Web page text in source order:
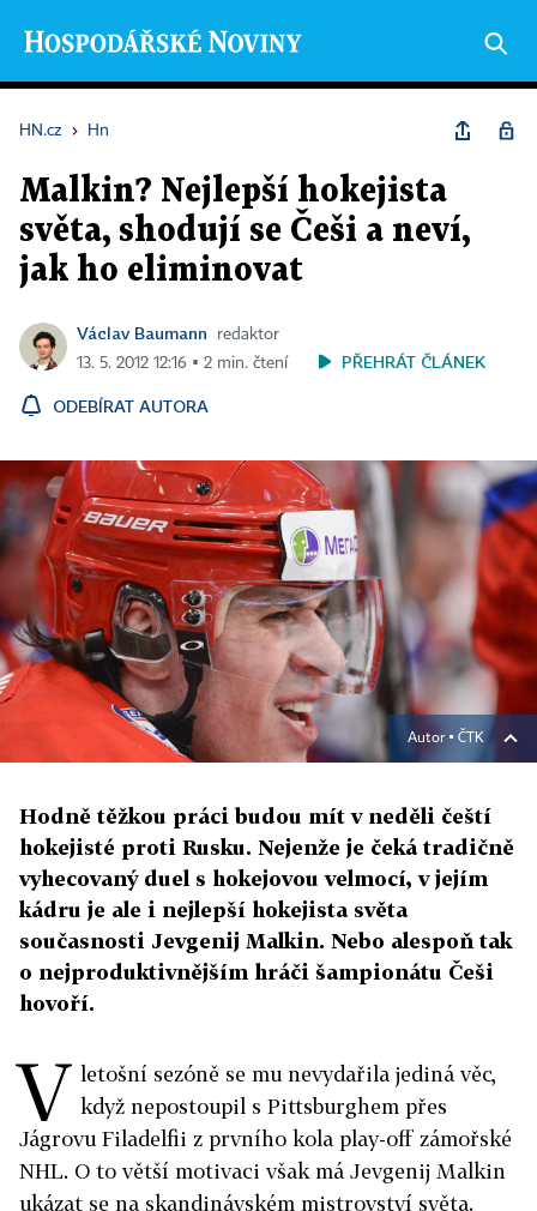
HN.cz › Hn
Malkin? Nejlepší hokejista
světa, shodují se Češi a neví,
jak ho eliminovat
Václav Baumann
redaktor
13. 5. 2012 12:16 ▪ 2 min. čtení
PŘEHRÁT ČLÁNEK
ODEBÍRAT AUTORA
Autor ▪ ČTK
Hodně těžkou práci budou mít v neděli čeští
hokejisté proti Rusku. Nejenže je čeká tradičně
vyhecovaný duel s hokejovou velmocí, v jejím
kádru je ale i nejlepší hokejista světa
současnosti Jevgenij Malkin. Nebo alespoň tak
o nejproduktivnějším hráči šampionátu Češi
hovoří.
V letošní sezóně se mu nevydařila jediná věc,
když nepostoupil s Pittsburghem přes
Jágrovu Filadelfii z prvního kola play-off zámořské
NHL. O to větší motivaci však má Jevgenij Malkin
ukázat se na skandinávském mistrovství světa.